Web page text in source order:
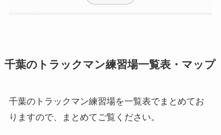
千葉のトラックマン練習場一覧表・マップ
千葉のトラックマン練習場を一覧表でまとめてお
りますので、まとめてご覧ください。